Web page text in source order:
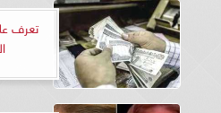
تعرف